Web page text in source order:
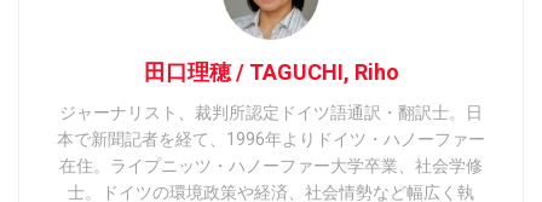
田口理穂 / TAGUCHI, Riho
ジャーナリスト、裁判所認定ドイツ語通訳・翻訳士。日
本で新聞記者を経て、1996年よりドイツ・ハノーファー
在住。ライプニッツ・ハノーファー大学卒業、社会学修
士。ドイツの環境政策や経済、社会情勢など幅広く執